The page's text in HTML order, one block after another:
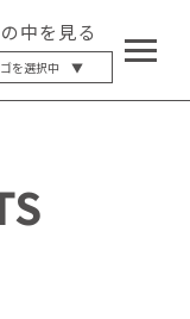
中を見る
ゴを選択中 ▼
最大12%OFF